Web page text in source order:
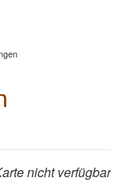
nicht verfügbar